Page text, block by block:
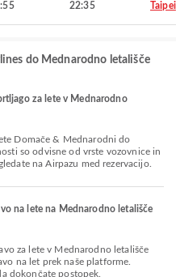
22:35 Taipei
do Mednarodno letališče
za lete v Mednarodno
so odvisne od vrste vozovnice in
na Airpazu med rezervacijo.
na lete na Mednarodno letališče
na let prek naše platforme.
dokončate postopek.